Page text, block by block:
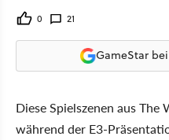
0 21
GameStar
Diese Spielszenen aus
während der E3-